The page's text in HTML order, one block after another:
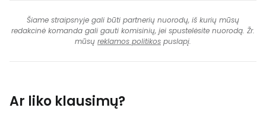
Šiame straipsnyje gali būti partnerių nuorodų, iš kurių mūsų
redakcinė komanda gali gauti komisinių, jei spustelėsite nuorodą. Žr.
mūsų reklamos politikos puslapį.
Ar liko klausimų?